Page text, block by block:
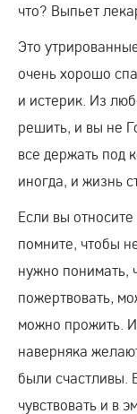
что? Выпьет
Это
очень хорошо
и истерик. Из
решить, и вы не
все держать под
иногда, и жизнь
Если вы
помните, чтобы
нужно понимать,
пожертвовать,
можно прожить.
наверняка
были счастливы.
чувствовать и в